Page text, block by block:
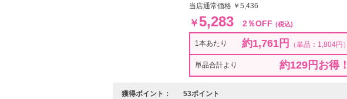
当店通常価格 ￥5,436
￥5,283 2％OFF (税込)
1本あたり 約1,761円 （単品：1,804円）
単品合計より 約129円お得！
獲得ポイント： 53ポイント